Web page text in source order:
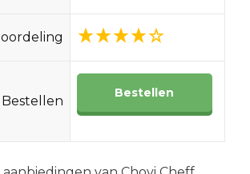
Bestellen
Bestellen